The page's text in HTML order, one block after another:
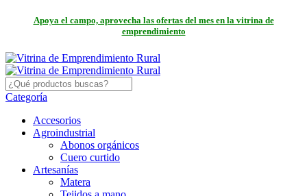
Apoya el campo, aprovecha las ofertas del mes en la vitrina de
emprendimiento
Categoría
Accesorios
Agroindustrial
Abonos orgánicos
Cuero curtido
Artesanías
Matera